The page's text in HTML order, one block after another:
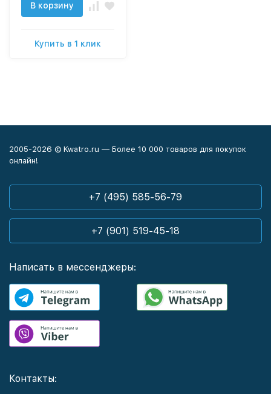
В корзину
Купить в 1 клик
2005-2026 © Kwatro.ru — Более 10 000 товаров для покупок
онлайн!
+7 (495) 585-56-79
+7 (901) 519-45-18
Написать в мессенджеры:
Контакты: